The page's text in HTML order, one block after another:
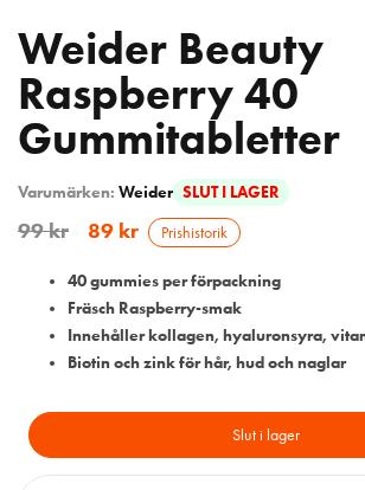
Weider Beauty
Raspberry 40
Gummitabletter
Varumärken: Weider SLUT I LAGER
99kr 89 kr Prishistorik
40 gummies per förpackning
Fräsch Raspberry-smak
Innehåller kollagen, hyaluronsyra,
Biotin och zink för hår, hud och naglar
Slut i lager